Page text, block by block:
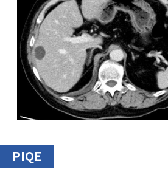
PIQE